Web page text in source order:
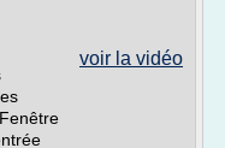
voir la vidéo